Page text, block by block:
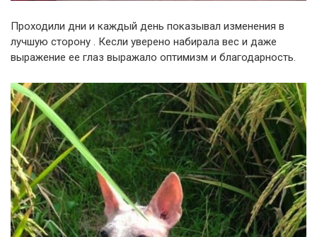
Проходили дни и каждый день показывал изменения в
лучшую сторону . Кесли уверено набирала вес и даже
выражение ее глаз выражало оптимизм и благодарность.